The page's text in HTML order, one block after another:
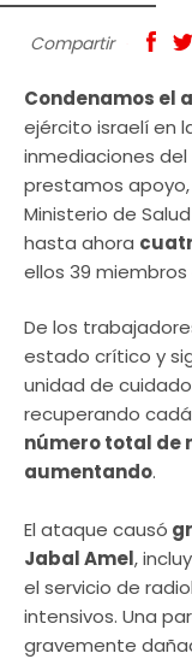
Compartir
Condenamos el
ejército israelí en
inmediaciones del
prestamos apoyo,
Ministerio de
hasta ahora
ellos 39
De los
estado crítico y
unidad de
recuperando
número total de
aumentando.
​El ataque causó
Jabal Amel,
el servicio de
intensivos. Una
gravemente